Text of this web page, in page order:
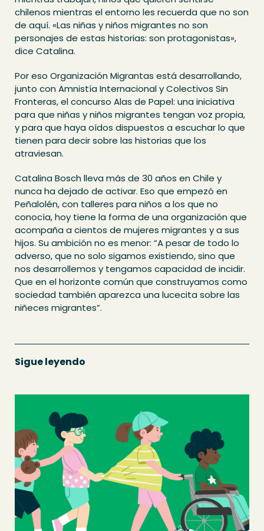
chilenos mientras el entorno les recuerda que no son
de aquí. «Las niñas y niños migrantes no son
personajes de estas historias: son protagonistas»,
dice Catalina.
Por eso Organización Migrantas está desarrollando,
junto con Amnistía Internacional y Colectivos Sin
Fronteras, el concurso Alas de Papel: una iniciativa
para que niñas y niños migrantes tengan voz propia,
y para que haya oídos dispuestos a escuchar lo que
tienen para decir sobre las historias que los
atraviesan.
Catalina Bosch lleva más de 30 años en Chile y
nunca ha dejado de activar. Eso que empezó en
Peñalolén, con talleres para niños a los que no
conocía, hoy tiene la forma de una organización que
acompaña a cientos de mujeres migrantes y a sus
hijos. Su ambición no es menor: “A pesar de todo lo
adverso, que no solo sigamos existiendo, sino que
nos desarrollemos y tengamos capacidad de incidir.
Que en el horizonte común que construyamos como
sociedad también aparezca una lucecita sobre las
niñeces migrantes”.
Sigue leyendo